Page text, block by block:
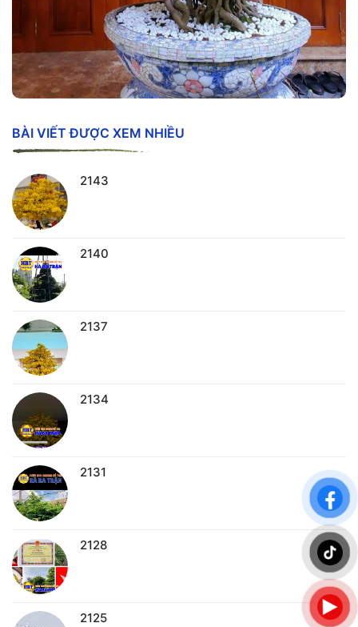
BÀI VIẾT ĐƯỢC XEM NHIỀU
2143
2140
2137
2134
2131
2128
2125